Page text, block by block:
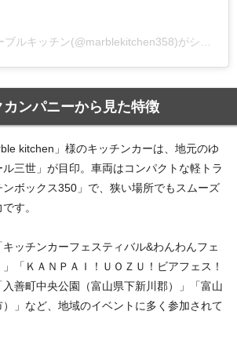
カンパニーから見た特徴
kitchen」様のキッチンカーは、地元のゆ
三世」が目印。車両はコンパクトな軽トラ
ンボックス350」で、狭い場所でもスムーズ
す。
ッチンカーフェスティバル&わんわんフェ
「ＫＡＮＰＡＩ！ＵＯＺＵ！ビアフェス！
入善町中央公園（富山県下新川郡）」「富山
」など、地域のイベントに多く参加されて